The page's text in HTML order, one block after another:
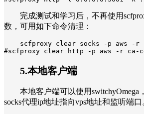
完成测试和学习后，不再使用
数，可用如下命令清理：
scfproxy clear socks -p aws -r
#scfproxy clear http -p aws -r ca-
5.本地客户端
本地客户端可以使用switchyOmega
socks代理ip地址指向vps地址和监听端口